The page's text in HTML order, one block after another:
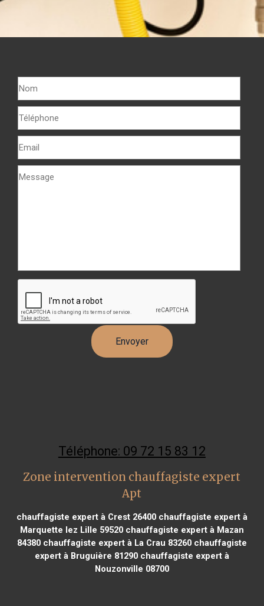
Téléphone: 09 72 15 83 12
Zone intervention chauffagiste expert
Apt
chauffagiste expert à Crest 26400chauffagiste expert à
Marquette lez Lille 59520chauffagiste expert à Mazan
84380chauffagiste expert à La Crau 83260chauffagiste
expert à Bruguière 81290chauffagiste expert à
Nouzonville 08700